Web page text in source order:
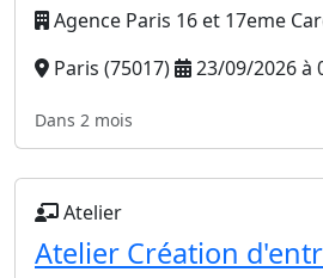
Agence Paris 16 et 17eme
Paris (75017)
23/09/2026 à
Dans 2 mois
Atelier
Atelier Création